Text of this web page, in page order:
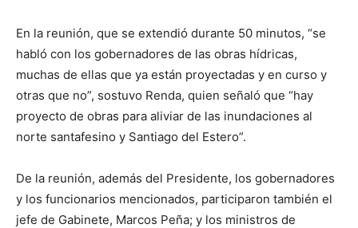
En la reunión, que se extendió durante 50 minutos, “se
habló con los gobernadores de las obras hídricas,
muchas de ellas que ya están proyectadas y en curso y
otras que no”, sostuvo Renda, quien señaló que “hay
proyecto de obras para aliviar de las inundaciones al
norte santafesino y Santiago del Estero”.
De la reunión, además del Presidente, los gobernadores
y los funcionarios mencionados, participaron también el
jefe de Gabinete, Marcos Peña; y los ministros de